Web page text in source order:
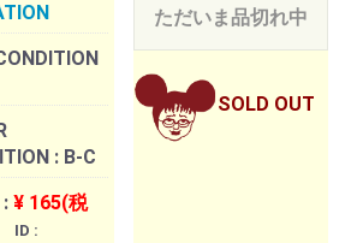
: B-C
: ¥ 165(税
ID :
ただいま品切れ中
SOLD OUT